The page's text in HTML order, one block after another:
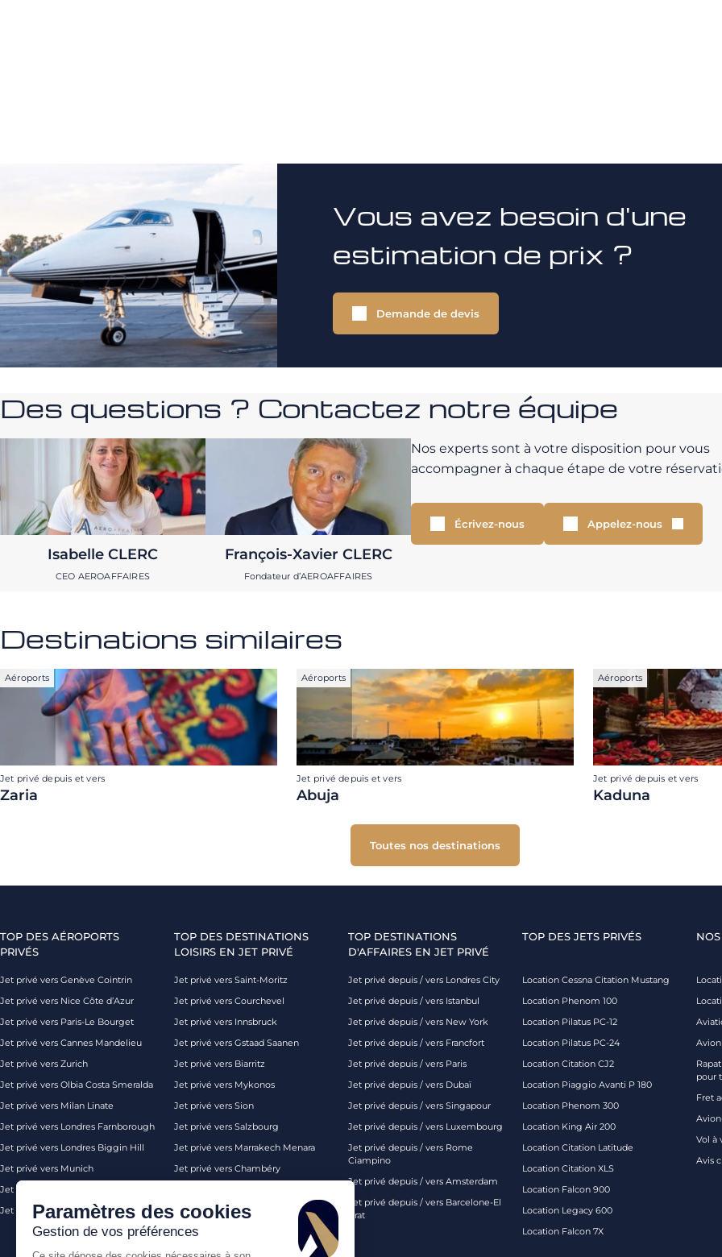
Vous avez besoin d'une
estimation de prix ?
Demande de devis
Des questions ? Contactez notre équipe
Isabelle CLERC
CEO AEROAFFAIRES
François-Xavier CLERC
Fondateur d’AEROAFFAIRES
Nos experts sont à votre disposition pour vous
accompagner à chaque étape de votre
Écrivez-nous Appelez-nous
Destinations similaires
Aéroports
Jet privé depuis et vers
Zaria
Aéroports
Jet privé depuis et vers
Abuja
Aéroports
Jet privé depuis et vers
Kaduna
Toutes nos destinations
TOP DES AÉROPORTS
PRIVÉS
Jet privé vers Genève Cointrin
Jet privé vers Nice Côte d’Azur
Jet privé vers Paris-Le Bourget
Jet privé vers Cannes Mandelieu
Jet privé vers Zurich
Jet privé vers Olbia Costa Smeralda
Jet privé vers Milan Linate
Jet privé vers Londres Farnborough
Jet privé vers Londres Biggin Hill
Jet privé vers Munich
Jet privé vers Monaco
Jet privé vers Palma de Majorque
TOP DES DESTINATIONS
LOISIRS EN JET PRIVÉ
Jet privé vers Saint-Moritz
Jet privé vers Courchevel
Jet privé vers Innsbruck
Jet privé vers Gstaad Saanen
Jet privé vers Biarritz
Jet privé vers Mykonos
Jet privé vers Sion
Jet privé vers Salzbourg
Jet privé vers Marrakech Menara
Jet privé vers Chambéry
Jet privé vers Londres
TOP DESTINATIONS
D'AFFAIRES EN JET PRIVÉ
Jet privé depuis / vers Londres City
Jet privé depuis / vers Istanbul
Jet privé depuis / vers New York
Jet privé depuis / vers Francfort
Jet privé depuis / vers Paris
Jet privé depuis / vers Dubaï
Jet privé depuis / vers Singapour
Jet privé depuis / vers Luxembourg
Jet privé depuis / vers Rome
Ciampino
Jet privé depuis / vers Amsterdam
Jet privé depuis / vers Barcelone-El
Prat
TOP DES JETS PRIVÉS
Location Cessna Citation Mustang
Location Phenom 100
Location Pilatus PC-12
Location Pilatus PC-24
Location Citation CJ2
Location Piaggio Avanti P 180
Location Phenom 300
Location King Air 200
Location Citation Latitude
Location Citation XLS
Location Falcon 900
Location Legacy 600
Location Falcon 7X
pour
Fret
Vol à
Avis
Paramètres des cookies
Gestion de vos préférences